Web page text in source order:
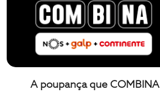
A poupança que COMBINA